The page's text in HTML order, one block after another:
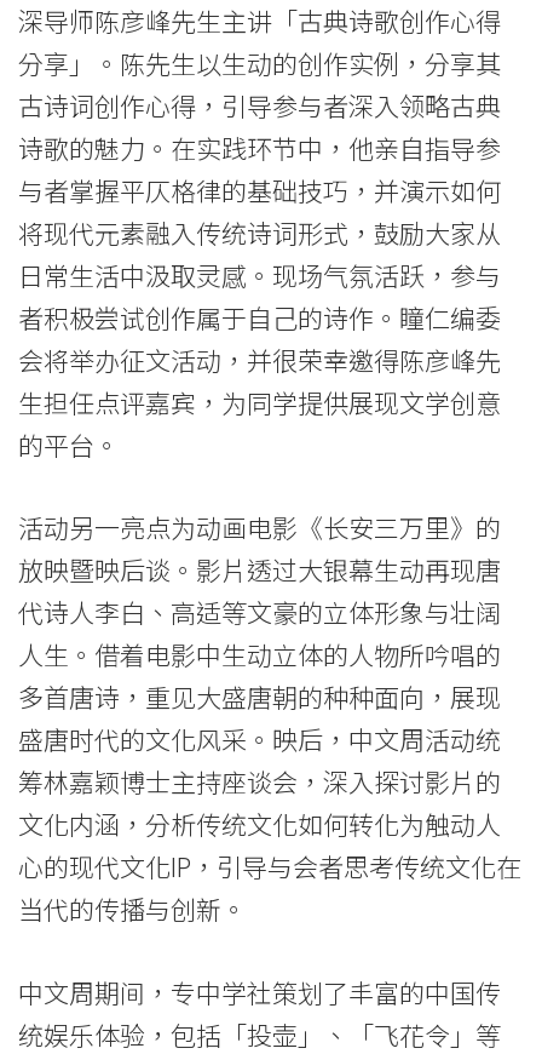
香
港
浸
会
大
学
深导师陈彦峰先生主讲「古典诗歌创作心得
分享」。陈先生以生动的创作实例，分享其
古诗词创作心得，引导参与者深入领略古典
诗歌的魅力。在实践环节中，他亲自指导参
与者掌握平仄格律的基础技巧，并演示如何
将现代元素融入传统诗词形式，鼓励大家从
日常生活中汲取灵感。现场气氛活跃，参与
者积极尝试创作属于自己的诗作。瞳仁编委
会将举办征文活动，并很荣幸邀得陈彦峰先
生担任点评嘉宾，为同学提供展现文学创意
的平台。
活动另一亮点为动画电影《长安三万里》的
放映暨映后谈。影片透过大银幕生动再现唐
代诗人李白、高适等文豪的立体形象与壮阔
人生。借着电影中生动立体的人物所吟唱的
多首唐诗，重见大盛唐朝的种种面向，展现
盛唐时代的文化风采。映后，中文周活动统
筹林嘉颖博士主持座谈会，深入探讨影片的
文化内涵，分析传统文化如何转化为触动人
心的现代文化IP，引导与会者思考传统文化在
当代的传播与创新。
中文周期间，专中学社策划了丰富的中国传
统娱乐体验，包括「投壶」、「飞花令」等